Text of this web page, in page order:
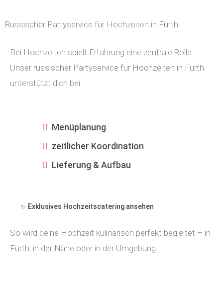
Russischer Partyservice für Hochzeiten in Fürth
Bei Hochzeiten spielt Erfahrung eine zentrale Rolle.
Unser russischer Partyservice für Hochzeiten in Fürth
unterstützt dich bei:
Menüplanung
zeitlicher Koordination
Lieferung & Aufbau
✨ Exklusives Hochzeitscatering ansehen
So wird deine Hochzeit kulinarisch perfekt begleitet – in
Fürth, in der Nähe oder in der Umgebung.